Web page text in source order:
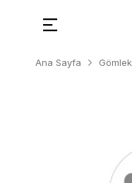
Ana Sayfa Gömlek